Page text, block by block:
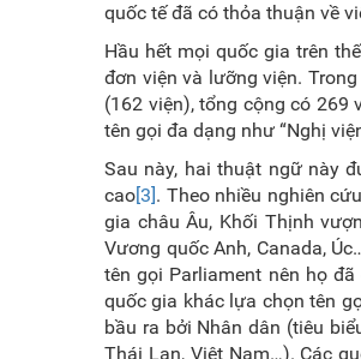
quốc tế đã có thỏa thuận về
Hầu hết mọi quốc gia trên
đơn viện và lưỡng viện.
(162 viện), tổng cộng có 269
tên gọi đa dạng như “Nghị
Sau này, hai thuật ngữ này
cao[3]. Theo nhiều nghiên
gia châu Âu, Khối Thịnh
Vương quốc Anh, Canada,
tên gọi Parliament nên họ
quốc gia khác lựa chọn tên
bầu ra bởi Nhân dân (tiêu
Thái Lan, Việt Nam…). Các